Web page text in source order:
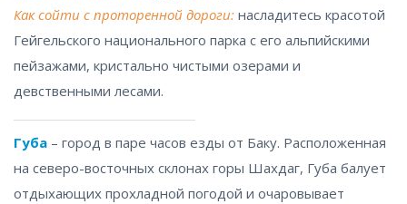
Как сойти с проторенной дороги: насладитесь красотой
Гейгельского национального парка с его альпийскими
пейзажами, кристально чистыми озерами и
девственными лесами.
Губа – город в паре часов езды от Баку. Расположенная
на северо-восточных склонах горы Шахдаг, Губа балует
отдыхающих прохладной погодой и очаровывает